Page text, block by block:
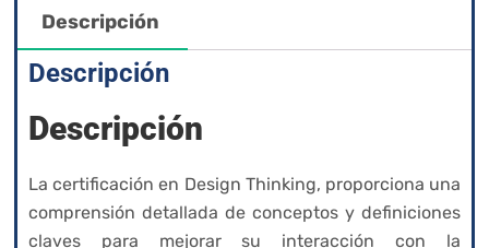
Descripción
Descripción
Descripción
La certificación en Design Thinking, proporciona una
comprensión detallada de conceptos y definiciones
claves para mejorar su interacción con la